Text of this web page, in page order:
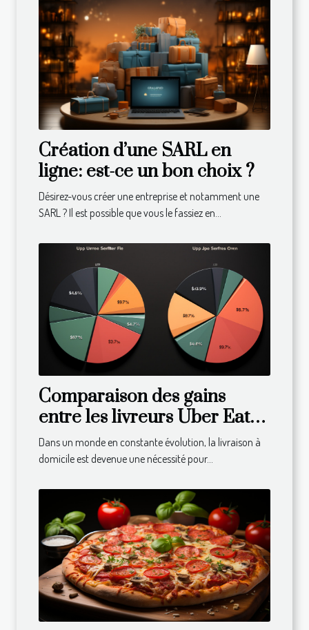
Création d’une SARL en
ligne: est-ce un bon choix ?
Désirez-vous créer une entreprise et notamment une
SARL ? Il est possible que vous le fassiez en...
Comparaison des gains
entre les livreurs Uber Eats
dans différents pays
Dans un monde en constante évolution, la livraison à
domicile est devenue une nécessité pour...